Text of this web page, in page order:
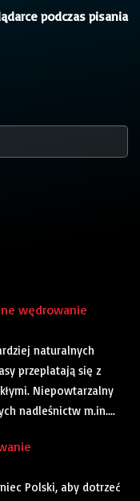
podczas pisania
wędrowanie
naturalnych
przeplatają się z
Niepowtarzalny
nadleśnictw m.in....
Polski, aby dotrzeć